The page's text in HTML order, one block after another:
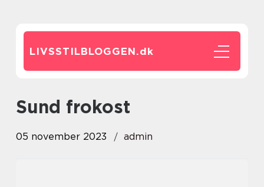
LIVSSTILBLOGGEN.dk
sund frokost
05 november 2023 admin